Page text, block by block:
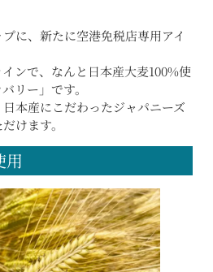
に、新たに空港免税店専用アイ
インで、なんと日本産大麦100%使
リー」です。
本産にこだわったジャパニーズ
けます。
用